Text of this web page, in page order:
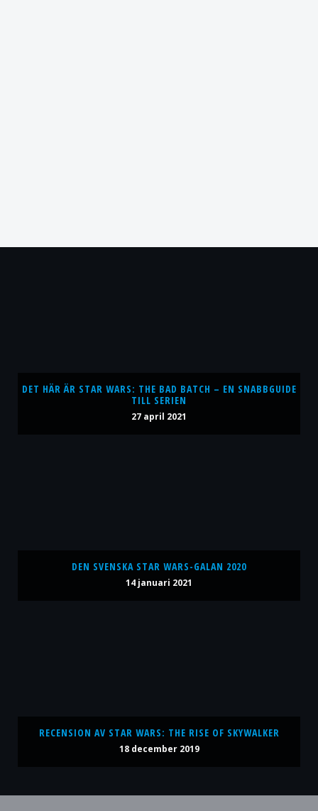
DET HÄR ÄR STAR WARS: THE BAD BATCH – EN SNABBGUIDE
TILL SERIEN
27 april 2021
DEN SVENSKA STAR WARS-GALAN 2020
14 januari 2021
RECENSION AV STAR WARS: THE RISE OF SKYWALKER
18 december 2019